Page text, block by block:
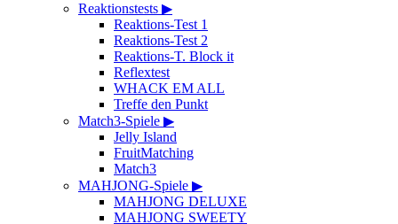
Reaktionstests ▶
Reaktions-Test 1
Reaktions-Test 2
Reaktions-T. Block it
Reflextest
WHACK EM ALL
Treffe den Punkt
Match3-Spiele ▶
Jelly Island
FruitMatching
Match3
MAHJONG-Spiele ▶
MAHJONG DELUXE
MAHJONG SWEETY